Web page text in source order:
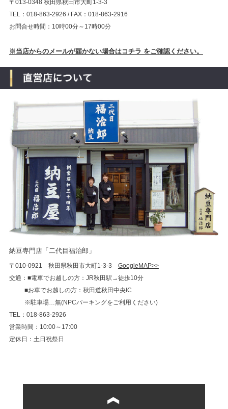
〒013-0348 秋田県秋田市大町1-3-3
TEL：018-863-2926 / FAX：018-863-2916
お問合せ時間：10時00分～17時00分
※当店からのメールが届かない場合はコチラ をご確認ください。
納豆専門店「二代目福治郎」
〒010-0921 秋田県秋田市大町1-3-3 GoogleMAP>>
交通：■電車でお越しの方：JR秋田駅→徒歩10分
■お車でお越しの方：秋田道秋田中央IC
※駐車場…無(NPCパーキングをご利用ください)
TEL：018-863-2926
営業時間：10:00～17:00
定休日：土日祝祭日